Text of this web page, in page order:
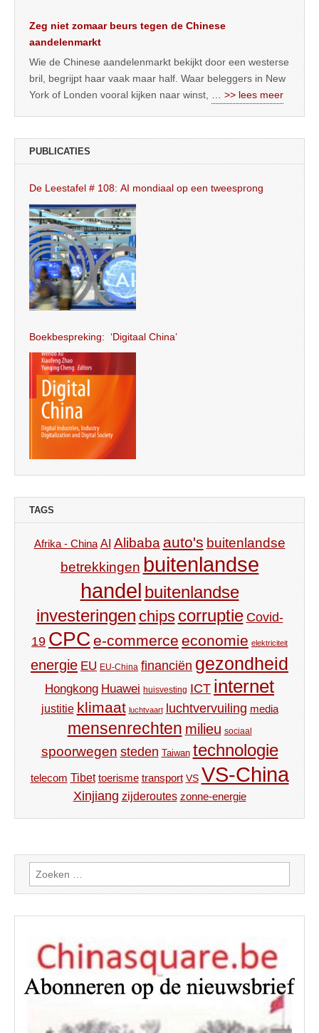
Zeg niet zomaar beurs tegen de Chinese
aandelenmarkt
Wie de Chinese aandelenmarkt bekijkt door een westerse
bril, begrijpt haar vaak maar half. Waar beleggers in New
York of Londen vooral kijken naar winst,
… >> lees meer
PUBLICATIES
De Leestafel # 108: AI mondiaal op een tweesprong
Boekbespreking: ‘Digitaal China’
TAGS
Afrika - China AI Alibaba auto's buitenlandse
betrekkingen buitenlandse
handel buitenlandse
investeringen chips corruptie Covid-
19 CPC e-commerce economie elektriciteit
energie EU EU-China financiën gezondheid
Hongkong Huawei huisvesting ICT internet
justitie klimaat luchtvaart luchtvervuiling media
mensenrechten milieu sociaal
spoorwegen steden Taiwan technologie
telecom Tibet toerisme transport VS VS-China
Xinjiang zijderoutes zonne-energie
Zoeken
naar: